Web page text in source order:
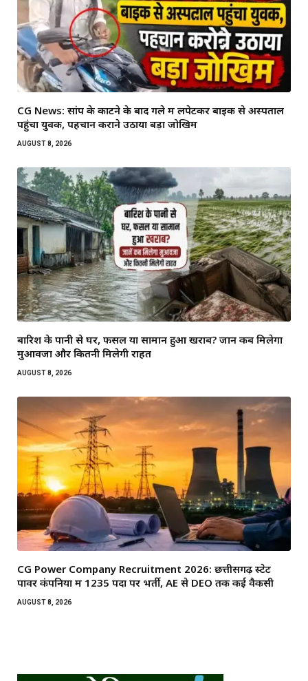
CG News: सांप के काटने के बाद गले में लपेटकर बाइक से अस्पताल
पहुंचा युवक, पहचान कराने उठाया बड़ा जोखिम
AUGUST 8, 2026
बारिश के पानी से घर, फसल या सामान हुआ खराब? जानें कब मिलेगा
मुआवजा और कितनी मिलेगी राहत
AUGUST 8, 2026
CG Power Company Recruitment 2026: छत्तीसगढ़ स्टेट
पावर कंपनियों में 1235 पदों पर भर्ती, AE से DEO तक कई वैकेंसी
AUGUST 8, 2026